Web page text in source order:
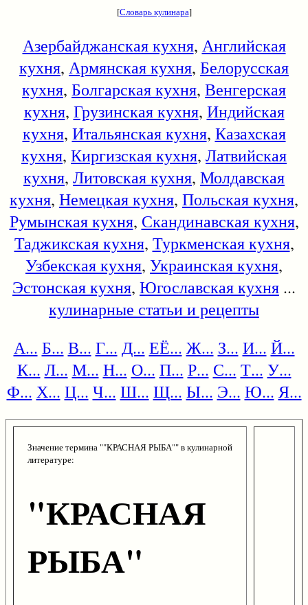
[Словарь кулинара]
Азербайджанская кухня, Английская
кухня, Армянская кухня, Белорусская
кухня, Болгарская кухня, Венгерская
кухня, Грузинская кухня, Индийская
кухня, Итальянская кухня, Казахская
кухня, Киргизская кухня, Латвийская
кухня, Литовская кухня, Молдавская
кухня, Немецкая кухня, Польская кухня,
Румынская кухня, Скандинавская кухня,
Таджикская кухня, Туркменская кухня,
Узбекская кухня, Украинская кухня,
Эстонская кухня, Югославская кухня ...
кулинарные статьи и рецепты
А... Б... В... Г... Д... ЕЁ... Ж... З... И... Й...
К... Л... М... Н... О... П... Р... С... Т... У...
Ф... Х... Ц... Ч... Ш... Щ... Ы... Э... Ю... Я...
Значение термина ""КРАСНАЯ РЫБА"" в кулинарной
литературе:
"КРАСНАЯ
РЫБА"